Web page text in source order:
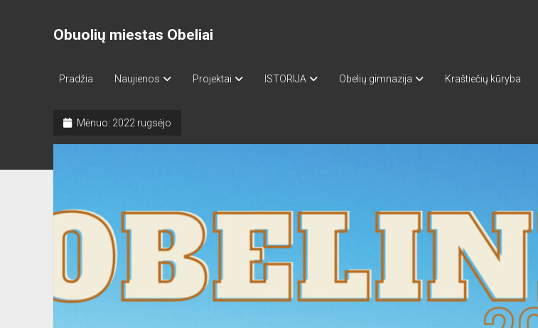
Obuolių miestas Obeliai
Pradžia Naujienos Projektai ISTORIJA Obelių gimnazija Kraštiečių kūryba
Mėnuo: 2022 rugsėjo